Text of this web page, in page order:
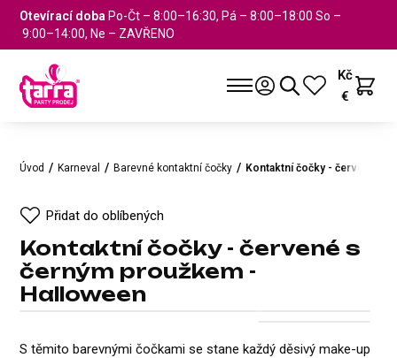
Otevírací doba Po-Čt – 8:00–16:30, Pá – 8:00–18:00 So –
9:00–14:00, Ne – ZAVŘENO
Kč
€
Úvod Karneval Barevné kontaktní čočky Kontaktní čočky - červené s
Přidat do oblíbených
Kontaktní čočky - červené s
černým proužkem -
Halloween
S těmito barevnými čočkami se stane každý děsivý make-up